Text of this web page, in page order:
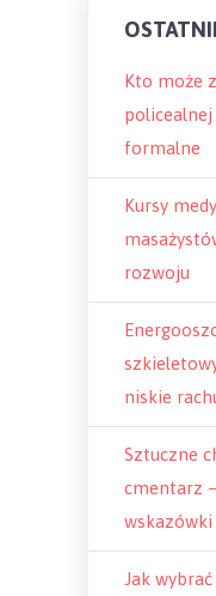
Kto może
formalne
Kursy
rozwoju
niskie
Sztuczne
cmentarz
wskazówki
Jak